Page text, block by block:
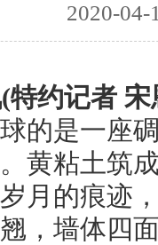
2020-04-
特约记者
的是一座
黄粘土筑
月的痕迹
，墙体四